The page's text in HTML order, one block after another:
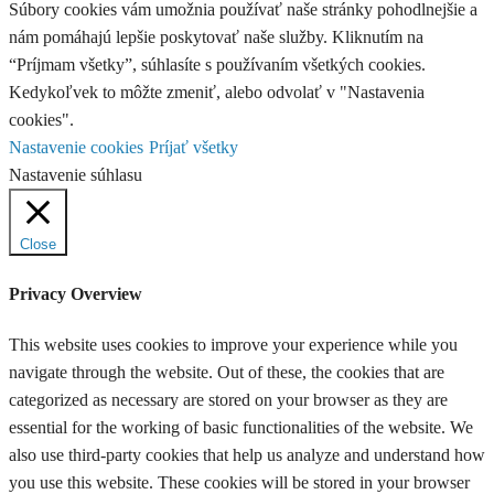
Súbory cookies vám umožnia používať naše stránky pohodlnejšie a
nám pomáhajú lepšie poskytovať naše služby. Kliknutím na
“Príjmam všetky”, súhlasíte s používaním všetkých cookies.
Kedykoľvek to môžte zmeniť, alebo odvolať v "Nastavenia
cookies".
Nastavenie cookies Príjať všetky
Nastavenie súhlasu
Close
Privacy Overview
This website uses cookies to improve your experience while you
navigate through the website. Out of these, the cookies that are
categorized as necessary are stored on your browser as they are
essential for the working of basic functionalities of the website. We
also use third-party cookies that help us analyze and understand how
you use this website. These cookies will be stored in your browser